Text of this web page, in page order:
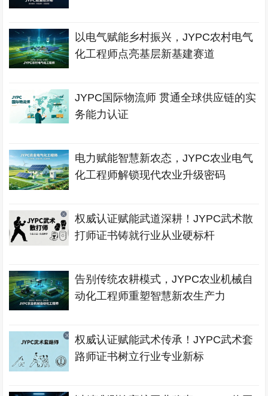
以电气赋能乡村振兴，JYPC农村电气
化工程师点亮基层新基建赛道
JYPC国际物流师 贯通全球供应链的实
务能力认证
电力赋能智慧新农态，JYPC农业电气
化工程师解锁现代农业升级密码
权威认证赋能武道深耕！JYPC武术散
打师证书铸就行业从业硬标杆
告别传统农耕模式，JYPC农业机械自
动化工程师重塑智慧新农生产力
权威认证赋能武术传承！JYPC武术套
路师证书树立行业专业新标